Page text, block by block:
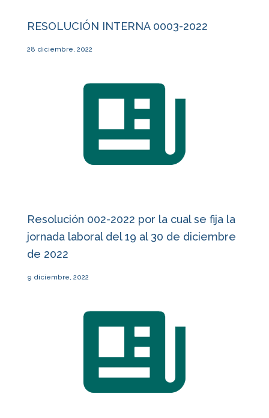
RESOLUCIÓN INTERNA 0003-2022
28 diciembre, 2022
Resolución 002-2022 por la cual se fija la
jornada laboral del 19 al 30 de diciembre
de 2022
9 diciembre, 2022